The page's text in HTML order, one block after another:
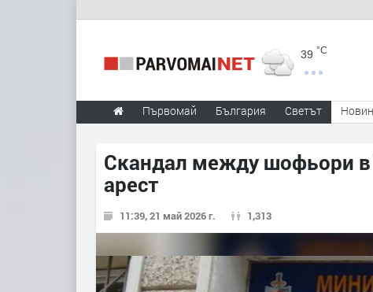
39 °C
Първомай България Светът
Скандал между шофьори в
арест
11:39, 21 май 2026 г. 1,313